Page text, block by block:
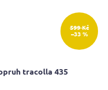
599 Kč
–33 %
tracolla 435